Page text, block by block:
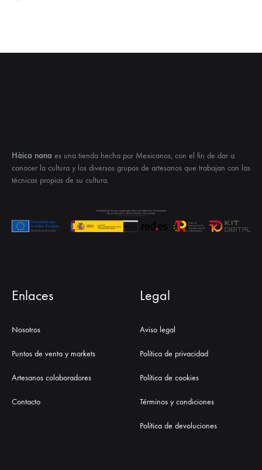
Hàica nana es una tienda hecha por Mexicanos, con el fin de dar a
conocer la cultura y los diversos grupos de artesanos que trabajan con las
técnicas propias de su cultura.
Enlaces
Nosotros
Puntos de venta y markets
Artesanos colaboradores
Contacto
Legal
Aviso legal
Política de privacidad
Política de cookies
Términos y condiciones
Política de devoluciones